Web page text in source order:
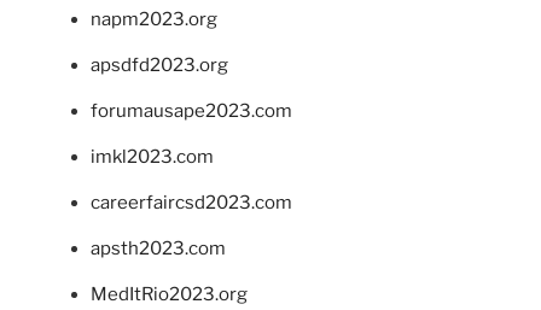
napm2023.org
apsdfd2023.org
forumausape2023.com
imkl2023.com
careerfaircsd2023.com
apsth2023.com
MedItRio2023.org